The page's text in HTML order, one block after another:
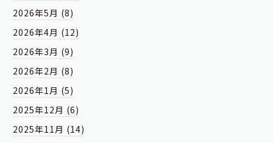
2026年5月 (8)
2026年4月 (12)
2026年3月 (9)
2026年2月 (8)
2026年1月 (5)
2025年12月 (6)
2025年11月 (14)